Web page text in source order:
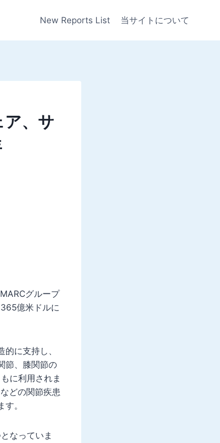
New Reports List 当サイトについて
ア、サ
グループ
億米ドルに
に支持し、
節、膝関節の
に利用されま
どの関節疾患
。
なっていま